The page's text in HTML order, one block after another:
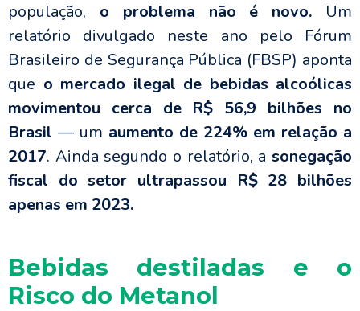
população, o problema não é novo. Um
relatório divulgado neste ano pelo Fórum
Brasileiro de Segurança Pública (FBSP) aponta
que o mercado ilegal de bebidas alcoólicas
movimentou cerca de R$ 56,9 bilhões no
Brasil — um aumento de 224% em relação a
2017. Ainda segundo o relatório, a sonegação
fiscal do setor ultrapassou R$ 28 bilhões
apenas em 2023.
Bebidas destiladas e o
Risco do Metanol